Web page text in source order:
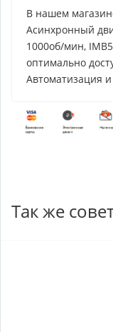
В нашем
Асинхронный
1000об/мин,
оптимально
Автоматизация и
Так же